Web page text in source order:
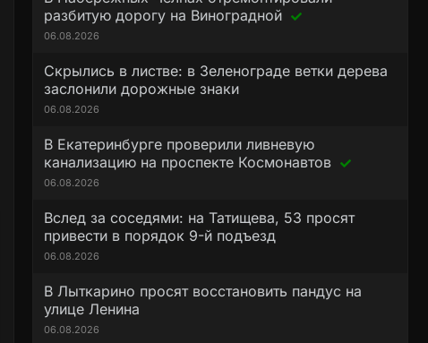
разбитую дорогу на Виноградной
06.08.2026
Скрылись в листве: в Зеленограде ветки дерева
заслонили дорожные знаки
06.08.2026
В Екатеринбурге проверили ливневую
канализацию на проспекте Космонавтов
06.08.2026
Вслед за соседями: на Татищева, 53 просят
привести в порядок 9-й подъезд
06.08.2026
В Лыткарино просят восстановить пандус на
улице Ленина
06.08.2026